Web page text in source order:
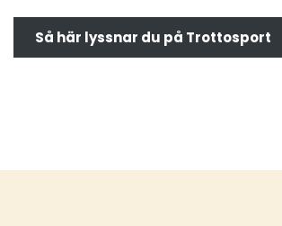
Så här lyssnar du på Trottosport